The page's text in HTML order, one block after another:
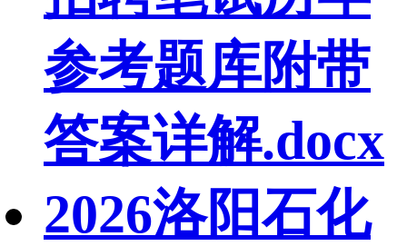
参考题库附带
答案详解.docx
2026洛阳石化